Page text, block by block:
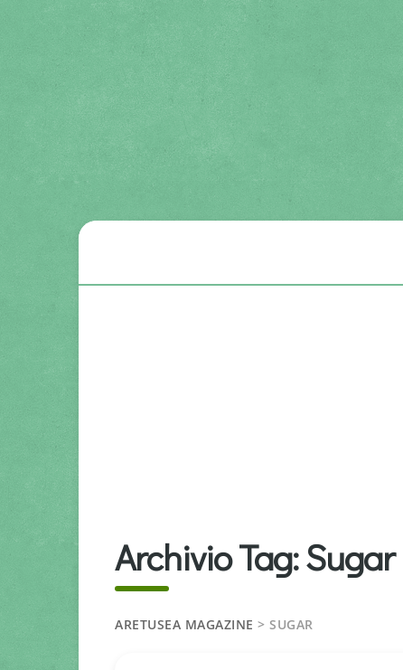
Archivio Tag:Sugar
ARETUSEA MAGAZINE > SUGAR